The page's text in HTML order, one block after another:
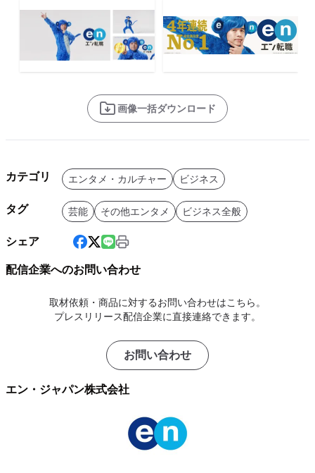
画像一括ダウンロード
カテゴリ エンタメ・カルチャー ビジネス
タグ 芸能 その他エンタメ ビジネス全般
シェア
配信企業へのお問い合わせ
取材依頼・商品に対するお問い合わせはこちら。
プレスリリース配信企業に直接連絡できます。
お問い合わせ
エン・ジャパン株式会社